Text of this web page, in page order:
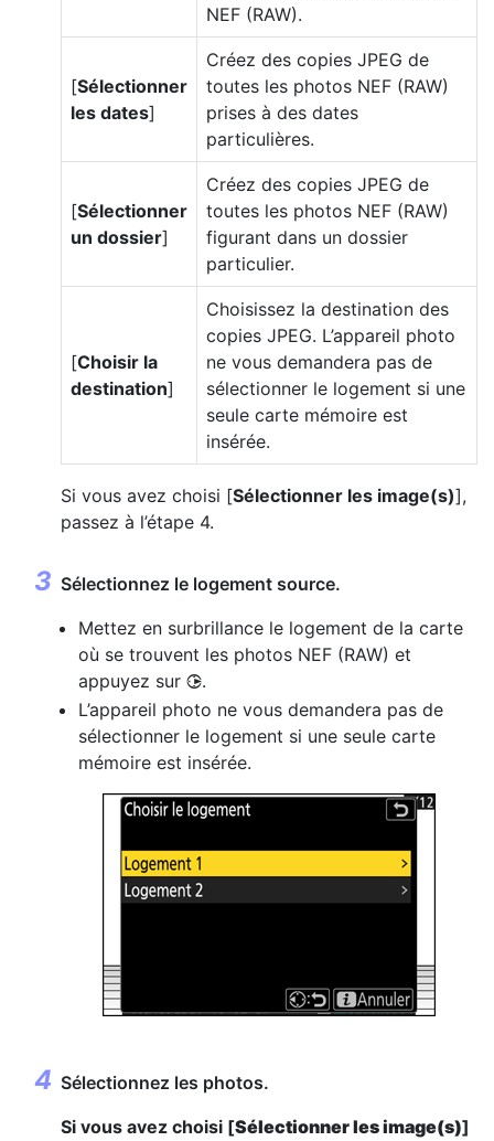
NEF (RAW).
[Sélectionner
les dates]
Créez des copies JPEG de
toutes les photos NEF (RAW)
prises à des dates
particulières.
[Sélectionner
un dossier]
Créez des copies JPEG de
toutes les photos NEF (RAW)
figurant dans un dossier
particulier.
[Choisir la
destination]
Choisissez la destination des
copies JPEG. L’appareil photo
ne vous demandera pas de
sélectionner le logement si une
seule carte mémoire est
insérée.
Si vous avez choisi [Sélectionner les image(s)],
passez à l’étape 4.
Sélectionnez le logement source.
Mettez en surbrillance le logement de la carte
où se trouvent les photos NEF (RAW) et
appuyez sur 2.
L’appareil photo ne vous demandera pas de
sélectionner le logement si une seule carte
mémoire est insérée.
Sélectionnez les photos.
Si vous avez choisi [Sélectionner les image(s)]